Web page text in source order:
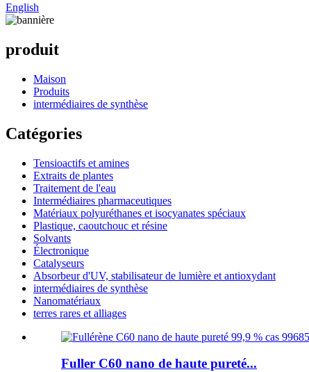
English
produit
Maison
Produits
intermédiaires de synthèse
Catégories
Tensioactifs et amines
Extraits de plantes
Traitement de l'eau
Intermédiaires pharmaceutiques
Matériaux polyuréthanes et isocyanates spéciaux
Plastique, caoutchouc et résine
Solvants
Électronique
Catalyseurs
Absorbeur d'UV, stabilisateur de lumière et antioxydant
intermédiaires de synthèse
Nanomatériaux
terres rares et alliages
Fuller C60 nano de haute pureté...